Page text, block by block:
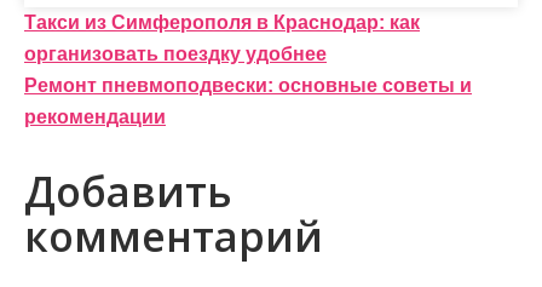
Н
а
в
и
г
а
Такси из Симферополя в Краснодар: как
организовать поездку удобнее
Ремонт пневмоподвески: основные советы и
рекомендации
Добавить
комментарий